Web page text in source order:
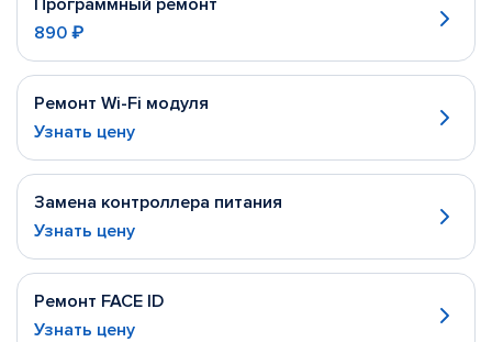
Программный ремонт
890 ₽
Ремонт Wi-Fi модуля
Узнать цену
Замена контроллера питания
Узнать цену
Ремонт FACE ID
Узнать цену